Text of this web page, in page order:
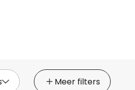
Meer filters